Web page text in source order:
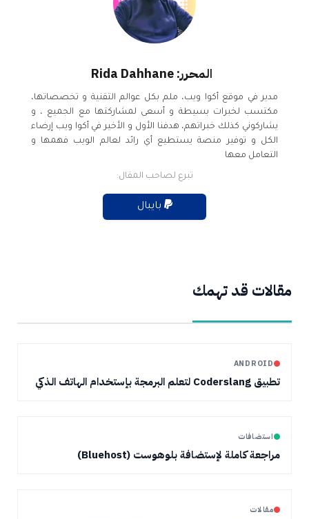
المحرر: Rida Dahhane
مدير في موقع أكوا ويب، ملم بكل عوالم التقنية و تخصصاتها،
مكتسب لخبرات بسيطة و أسعى لمشاركتها مع الجميع ، و
يشاركوني كذلك خبراتهم، هدفنا الأول و الأخير في أكوا ويب إرضاء
الكل و توفير منصة يستطيع أي رائد لعالم الويب فهمها و
التعامل معها
تبرع لصاحب المقال:
مقالات قد تهمك
ANDROID
تطبيق Coderslang لتعلم البرمجة بإستخدام الهاتف الذكي
استضافات
مراجعة كاملة لإستضافة بلوهوست (Bluehost)
مقالات